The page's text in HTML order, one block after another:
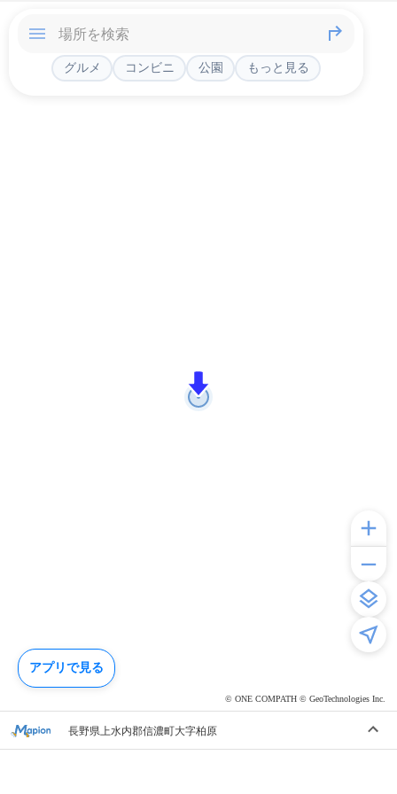
© ONE COMPATH © GeoTechnologies Inc.
グルメ コンビニ 公園 もっと見る
長野県上水内郡信濃町大字柏原
アプリで見る